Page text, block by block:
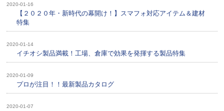
2020-01-16
【２０２０年・新時代の幕開け！】スマフォ対応アイテム＆建材
特集
2020-01-14
イチオシ製品満載！工場、倉庫で効果を発揮する製品特集
2020-01-09
プロが注目！！最新製品カタログ
2020-01-07